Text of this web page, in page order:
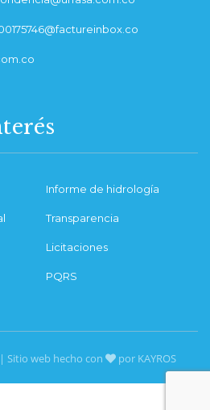
Informe de hidrología
Transparencia
Licitaciones
PQRS
Sitio web hecho con por KAYROS